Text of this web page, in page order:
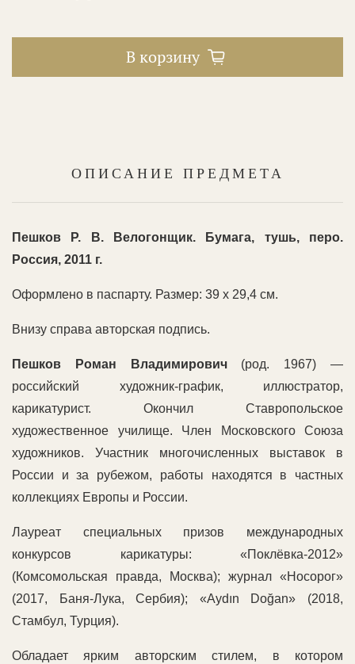
В корзину
ОПИСАНИЕ ПРЕДМЕТА
Пешков Р. В. Велогонщик. Бумага, тушь, перо.
Россия, 2011 г.
Оформлено в паспарту. Размер: 39 х 29,4 см.
Внизу справа авторская подпись.
Пешков Роман Владимирович(род. 1967) —
российский художник-график, иллюстратор,
карикатурист. Окончил Ставропольское
художественное училище. Член Московского Союза
художников. Участник многочисленных выставок в
России и за рубежом, работы находятся в частных
коллекциях Европы и России.
Лауреат специальных призов международных
конкурсов карикатуры: «Поклёвка-2012»
(Комсомольская правда, Москва); журнал «Носорог»
(2017, Баня-Лука, Сербия); «Aydın Doğan» (2018,
Стамбул, Турция).
Обладает ярким авторским стилем, в котором